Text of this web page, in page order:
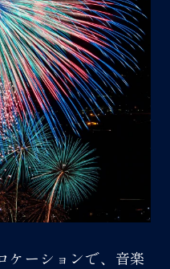
ケーションで、音楽